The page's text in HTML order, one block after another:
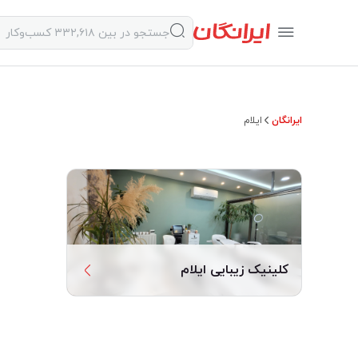
ایرانگان ایلام
کلینیک زیبایی ایلام